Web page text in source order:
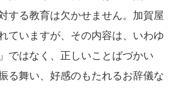
する教育は欠かせません。加賀屋
ていますが、その内容は、いわゆ
ではなく、正しいことばづかい
る舞い、好感のもたれるお辞儀な